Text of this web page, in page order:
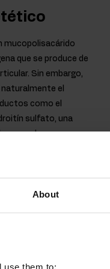
About
use them to:
mucopolisacárido
que se produce de
Sin embargo,
el
como el
sulfato, una
lo que